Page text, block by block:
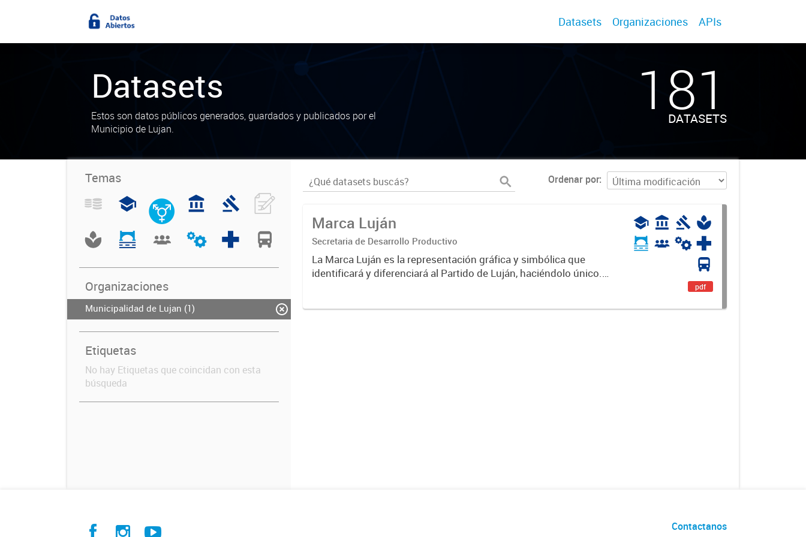
Datasets Organizaciones APIs
Datasets
Estos son datos públicos generados, guardados y publicados por el
Municipio de Lujan.
181
DATASETS
Temas
Organizaciones
Municipalidad de Lujan (1)
Etiquetas
No hay Etiquetas que coincidan con esta
búsqueda
Ordenar por
Marca Luján
Secretaria de Desarrollo Productivo
La Marca Luján es la representación gráfica y simbólica que
identificará y diferenciará al Partido de Luján, haciéndolo único.
pdf
Contactanos